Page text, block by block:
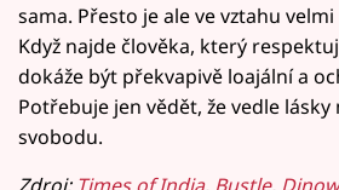
sama. Přesto je ale ve vztahu
Když najde člověka, který
dokáže být překvapivě loajální a
Potřebuje jen vědět, že vedle lásky
svobodu.